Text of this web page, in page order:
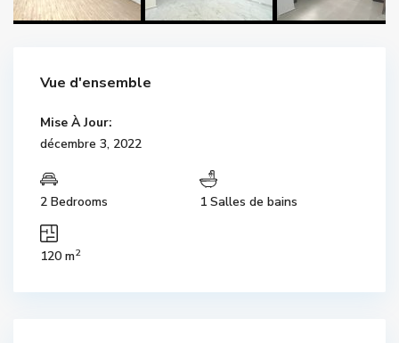
Vue d'ensemble
Mise À Jour:
décembre 3, 2022
2 Bedrooms 1 Salles de bains
120 m2